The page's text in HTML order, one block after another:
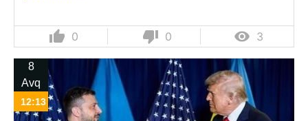
thumb_up 0 thumb_down 0  3
8
Avq
12:13